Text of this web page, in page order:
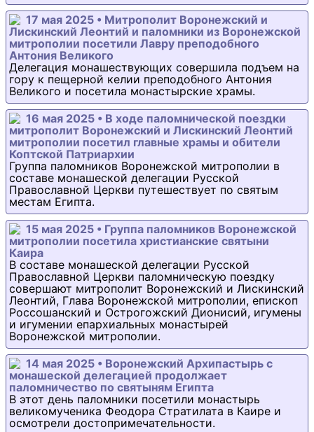
17 мая 2025 • Митрополит Воронежский и
Лискинский Леонтий и паломники из Воронежской
митрополии посетили Лавру преподобного
Антония Великого
Делегация монашествующих совершила подъем на
гору к пещерной келии преподобного Антония
Великого и посетила монастырские храмы.
16 мая 2025 • В ходе паломнической поездки
митрополит Воронежский и Лискинский Леонтий
митрополии посетил главные храмы и обители
Коптской Патриархии
Группа паломников Воронежской митрополии в
составе монашеской делегации Русской
Православной Церкви путешествует по святым
местам Египта.
15 мая 2025 • Группа паломников Воронежской
митрополии посетила христианские святыни
Каира
В составе монашеской делегации Русской
Православной Церкви паломническую поездку
совершают митрополит Воронежский и Лискинский
Леонтий, Глава Воронежской митрополии, епископ
Россошанский и Острогожский Дионисий, игумены
и игумении епархиальных монастырей
Воронежской митрополии.
14 мая 2025 • Воронежский Архипастырь с
монашеской делегацией продолжает
паломничество по святыням Египта
В этот день паломники посетили монастырь
великомученика Феодора Стратилата в Каире и
осмотрели достопримечательности.